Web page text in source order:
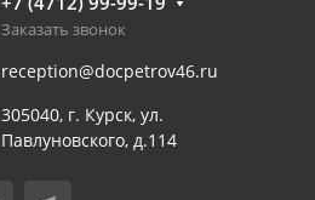
Заказать звонок
reception@docpetrov46.ru
305040, г. Курск, ул.
Павлуновского, д.114